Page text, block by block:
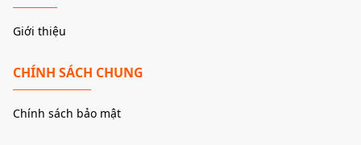
micro-dynamics trong bản thu
3.2. Kết Cấu Dạng Bện Xoắn – Giảm Từ Trường
Giới thiệu
CHÍNH SÁCH CHUNG
Chính sách bảo mật